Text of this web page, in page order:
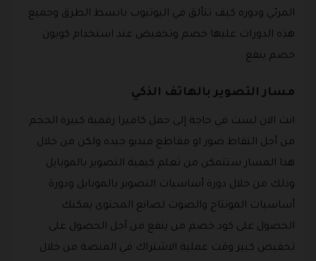
المرئي ودوره كيف تتألق في اليوتيوب بابسط الطرق وجميع
هذه الدورات عليها خصم وتخفيض عند استخدام كوبون
خصم ينفع .
مسار التصوير بالهاتف الذكي
انت الان لست في حاجة إلى حمل كاميرا رقمية كبيرة الحجم
من أجل التقاط صور او مقاطع فيديو جيده ولكن من خلال
هذا المسار ستتمكن من تعلم كيفية التصوير بالموبايل
وذلك من خلال دورة أساسيات التصوير بالموبايل ودورة
أساسيات المونتاج والصوت لصانع المحتوى يمكنك
الحصول على كود خصم من ينفع من أجل الحصول على
تخفيض كبير وقت عملية الاشتراك في المنصة من خلال